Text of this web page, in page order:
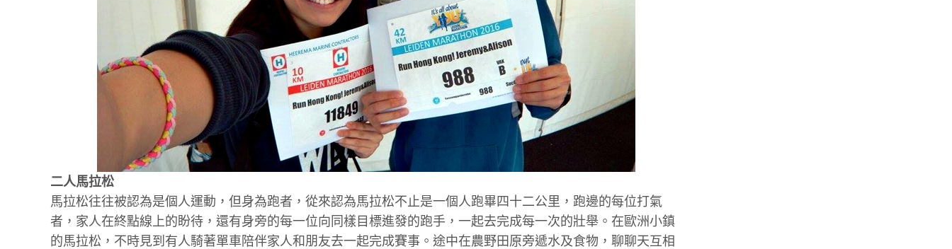
二人馬拉松
馬拉松往往被認為是個人運動，但身為跑者，從來認為馬拉松不止是一個人跑畢四十二公里，跑邊的每位打氣
者，家人在終點線上的盼待，還有身旁的每一位向同樣目標進發的跑手，一起去完成每一次的壯舉。在歐洲小鎮
的馬拉松，不時見到有人騎著單車陪伴家人和朋友去一起完成賽事。途中在農野田原旁遞水及食物，聊聊天互相